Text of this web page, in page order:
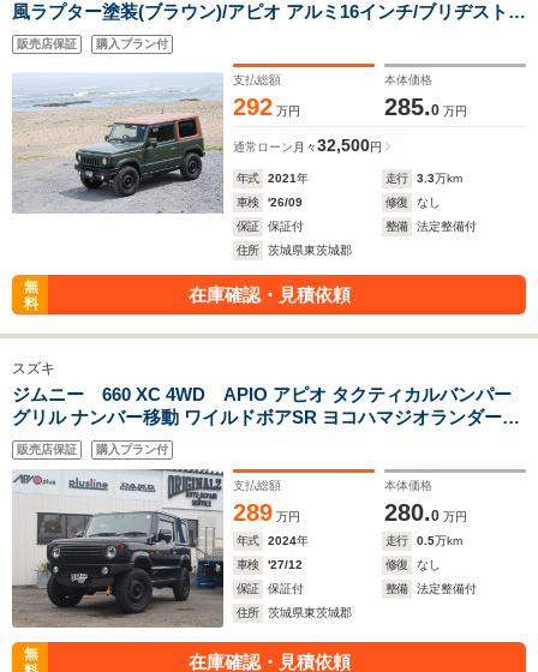
風ラプター塗装(ブラウン)/アピオ アルミ16インチ/ブリヂストン
デューラーMT/背面タイヤ/パイオニアナビ/バックカメ
ラ/ETC1.0/ショウワガレージ シートカバー&ステアリング
販売店保証 購入プラン付
支払総額
292 万円
本体価格
285.0 万円
通常ローン 月々32,500円
年式 2021年 走行 3.3万km
車検
'26/09 修復
なし
保証
保証付 整備
法定整備付
住所
茨城県東茨城郡
無
料
在庫確認・見積依頼
スズキ
ジムニー 660 XC 4WD APIO アピオ タクティカルバンパー
グリル ナンバー移動 ワイルドボアSR ヨコハマジオランダー
M/T タナベUP210 リフトアップ 牽引フック ディスプレイオー
販売店保証 購入プラン付
支払総額
289 万円
本体価格
280.0 万円
年式
2024年 走行 0.5万km
車検
'27/12 修復
なし
保証
保証付 整備
法定整備付
住所
茨城県東茨城郡
無
在庫確認・見積依頼